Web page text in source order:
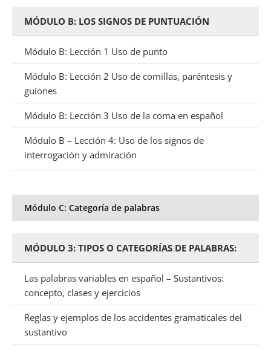
MÓDULO B: LOS SIGNOS DE PUNTUACIÓN
Módulo B: Lección 1 Uso de punto
Módulo B: Lección 2 Uso de comillas, paréntesis y
guiones
Módulo B: Lección 3 Uso de la coma en español
Módulo B – Lección 4: Uso de los signos de
interrogación y admiración
Módulo C: Categoría de palabras
MÓDULO 3: TIPOS O CATEGORÍAS DE PALABRAS:
Las palabras variables en español – Sustantivos:
concepto, clases y ejercicios
Reglas y ejemplos de los accidentes gramaticales del
sustantivo